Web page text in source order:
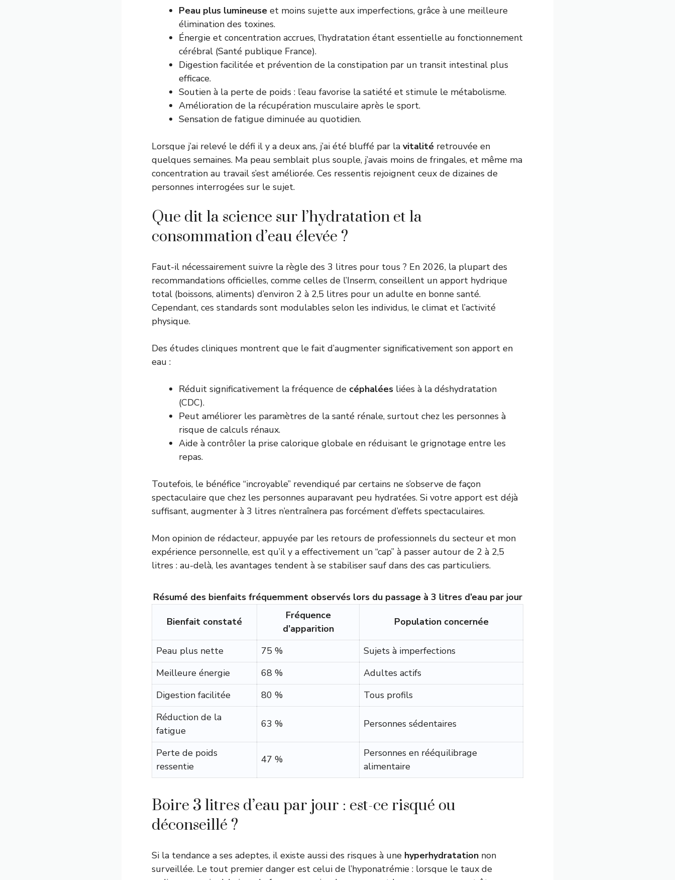
Peau plus lumineuse et moins sujette aux imperfections, grâce à une meilleure
élimination des toxines.
Énergie et concentration accrues, l’hydratation étant essentielle au fonctionnement
cérébral (Santé publique France).
Digestion facilitée et prévention de la constipation par un transit intestinal plus
efficace.
Soutien à la perte de poids : l’eau favorise la satiété et stimule le métabolisme.
Amélioration de la récupération musculaire après le sport.
Sensation de fatigue diminuée au quotidien.
Lorsque j’ai relevé le défi il y a deux ans, j’ai été bluffé par la vitalité retrouvée en
quelques semaines. Ma peau semblait plus souple, j’avais moins de fringales, et même ma
concentration au travail s’est améliorée. Ces ressentis rejoignent ceux de dizaines de
personnes interrogées sur le sujet.
Que dit la science sur l’hydratation et la
consommation d’eau élevée ?
Faut-il nécessairement suivre la règle des 3 litres pour tous ? En 2026, la plupart des
recommandations officielles, comme celles de l’Inserm, conseillent un apport hydrique
total (boissons, aliments) d’environ 2 à 2,5 litres pour un adulte en bonne santé.
Cependant, ces standards sont modulables selon les individus, le climat et l’activité
physique.
Des études cliniques montrent que le fait d’augmenter significativement son apport en
eau :
Réduit significativement la fréquence de céphalées liées à la déshydratation
(CDC).
Peut améliorer les paramètres de la santé rénale, surtout chez les personnes à
risque de calculs rénaux.
Aide à contrôler la prise calorique globale en réduisant le grignotage entre les
repas.
Toutefois, le bénéfice “incroyable” revendiqué par certains ne s’observe de façon
spectaculaire que chez les personnes auparavant peu hydratées. Si votre apport est déjà
suffisant, augmenter à 3 litres n’entraînera pas forcément d’effets spectaculaires.
Mon opinion de rédacteur, appuyée par les retours de professionnels du secteur et mon
expérience personnelle, est qu’il y a effectivement un “cap” à passer autour de 2 à 2,5
litres : au-delà, les avantages tendent à se stabiliser sauf dans des cas particuliers.
Résumé des bienfaits fréquemment observés lors du passage à 3 litres d’eau par jour
Bienfait constaté
Fréquence
d’apparition
Population concernée
Peau plus nette 75 %
Sujets à imperfections
Meilleure énergie
68 %
Adultes actifs
Digestion facilitée
80 %
Tous profils
Réduction de la
fatigue
63 % Personnes sédentaires
Perte de poids
ressentie
47 %
Personnes en rééquilibrage
alimentaire
Boire 3 litres d’eau par jour : est-ce risqué ou
déconseillé ?
Si la tendance a ses adeptes, il existe aussi des risques à une hyperhydratation non
surveillée. Le tout premier danger est celui de l’hyponatrémie : lorsque le taux de